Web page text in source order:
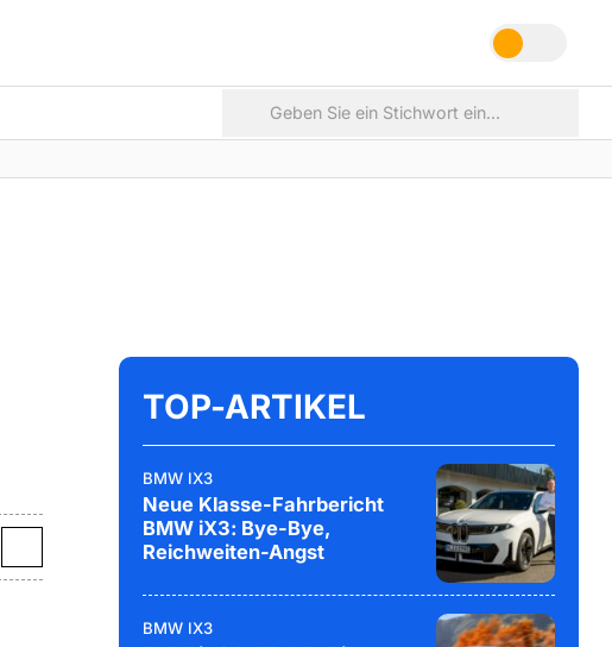
TOP-ARTIKEL
BMW IX3
Neue Klasse-Fahrbericht
BMW iX3: Bye-Bye,
Reichweiten-Angst
BMW IX3